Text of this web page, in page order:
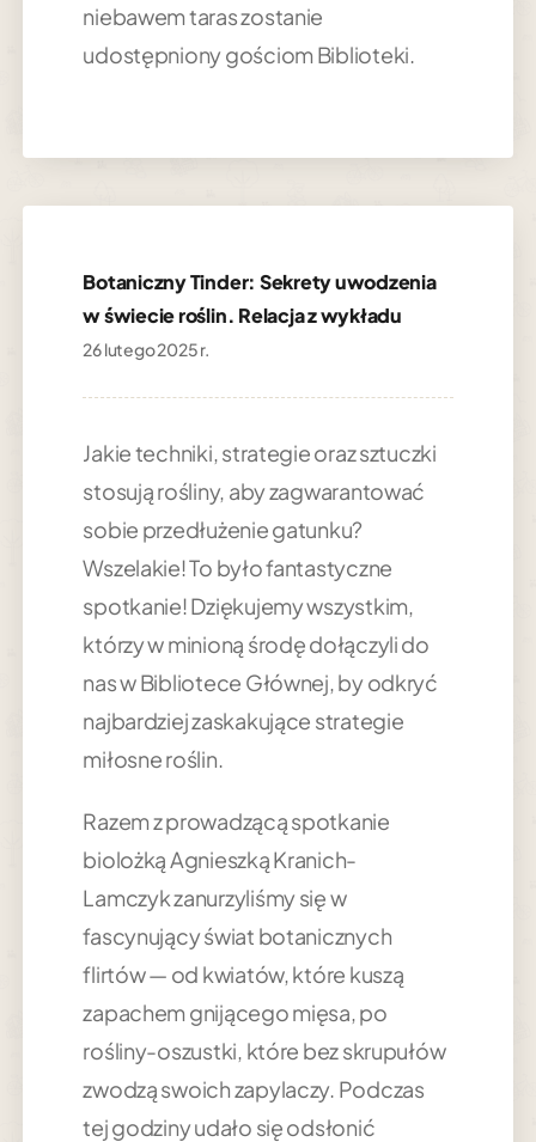
niebawem taras zostanie
udostępniony gościom Biblioteki.
Botaniczny Tinder: Sekrety uwodzenia
w świecie roślin. Relacja z wykładu
26 lutego 2025 r.
Jakie techniki, strategie oraz sztuczki
stosują rośliny, aby zagwarantować
sobie przedłużenie gatunku?
Wszelakie! To było fantastyczne
spotkanie! Dziękujemy wszystkim,
którzy w minioną środę dołączyli do
nas w Bibliotece Głównej, by odkryć
najbardziej zaskakujące strategie
miłosne roślin.
Razem z prowadzącą spotkanie
biolożką Agnieszką Kranich-
Lamczyk zanurzyliśmy się w
fascynujący świat botanicznych
flirtów — od kwiatów, które kuszą
zapachem gnijącego mięsa, po
rośliny-oszustki, które bez skrupułów
zwodzą swoich zapylaczy. Podczas
tej godziny udało się odsłonić